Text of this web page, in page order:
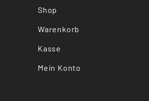
Shop
Warenkorb
Kasse
Mein Konto